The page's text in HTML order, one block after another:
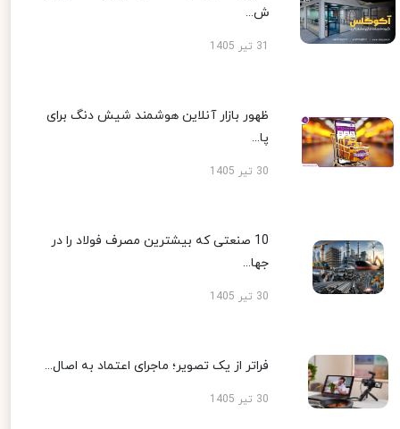
ش...
ظهور بازار آنلاین هوشمند شیش دنگ برای
پا...
30 تیر 1405
10 صنعتی که بیشترین مصرف فولاد را در
جها...
30 تیر 1405
فراتر از یک تصویر؛ ماجرای اعتماد به اصال...
30 تیر 1405